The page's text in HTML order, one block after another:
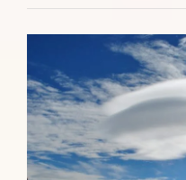
imagen
más
grande